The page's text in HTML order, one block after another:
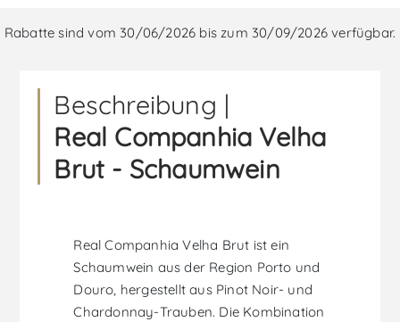
Rabatte sind vom 30/06/2026 bis zum 30/09/2026 verfügbar.
Beschreibung |
Real Companhia Velha
Brut - Schaumwein
Real Companhia Velha Brut ist ein
Schaumwein aus der Region Porto und
Douro, hergestellt aus Pinot Noir- und
Chardonnay-Trauben. Die Kombination